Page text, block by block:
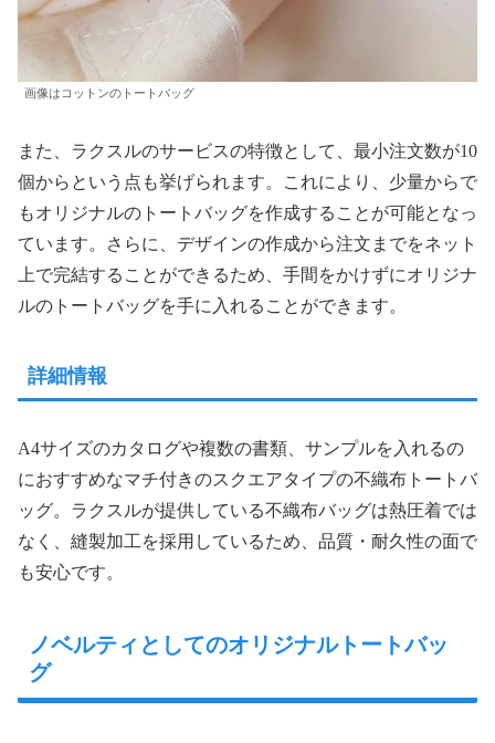
画像はコットンのトートバッグ
また、ラクスルのサービスの特徴として、最小注文数が10
個からという点も挙げられます。これにより、少量からで
もオリジナルのトートバッグを作成することが可能となっ
ています。さらに、デザインの作成から注文までをネット
上で完結することができるため、手間をかけずにオリジナ
ルのトートバッグを手に入れることができます。
詳細情報
A4サイズのカタログや複数の書類、サンプルを入れるの
におすすめなマチ付きのスクエアタイプの不織布トートバ
ッグ。ラクスルが提供している不織布バッグは熱圧着では
なく、縫製加工を採用しているため、品質・耐久性の面で
も安心です。
ノベルティとしてのオリジナルトートバッ
グ